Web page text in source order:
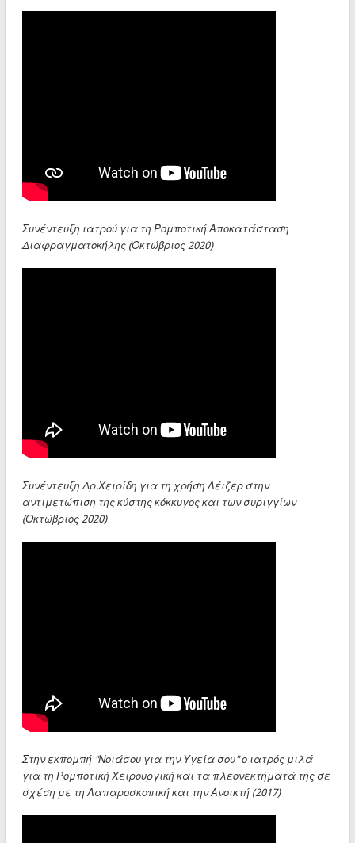
Συνέντευξη ιατρού για τη Ρομποτική Αποκατάσταση
Διαφραγματοκήλης (Οκτώβριος 2020)
Συνέντευξη Δρ.Χειρίδη για τη χρήση Λέιζερ στην
αντιμετώπιση της κύστης κόκκυγος και των συριγγίων
(Οκτώβριος 2020)
Στην εκπομπή "Νοιάσου για την Υγεία σου" ο ιατρός μιλά
για τη Ρομποτική Χειρουργική και τα πλεονεκτήματά της σε
σχέση με τη Λαπαροσκοπική και την Ανοικτή (2017)